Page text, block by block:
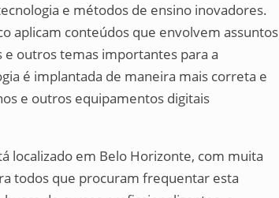
e métodos de ensino inovadores.
aplicam conteúdos que envolvem assuntos
outros temas importantes para a
é implantada de maneira mais correta e
e outros equipamentos digitais
localizado em Belo Horizonte, com muita
todos que procuram frequentar esta